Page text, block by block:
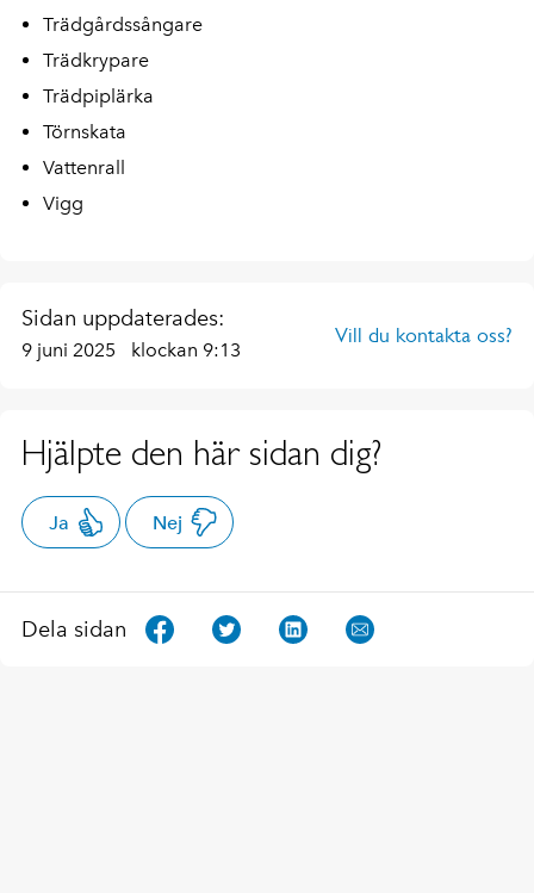
Trädgårdssångare
Trädkrypare
Trädpiplärka
Törnskata
Vattenrall
Vigg
Sidan uppdaterades:
9 juni 2025 klockan 9:13
Vill du kontakta oss?
Hjälpte den här sidan dig?
Ja Nej
Dela sidan